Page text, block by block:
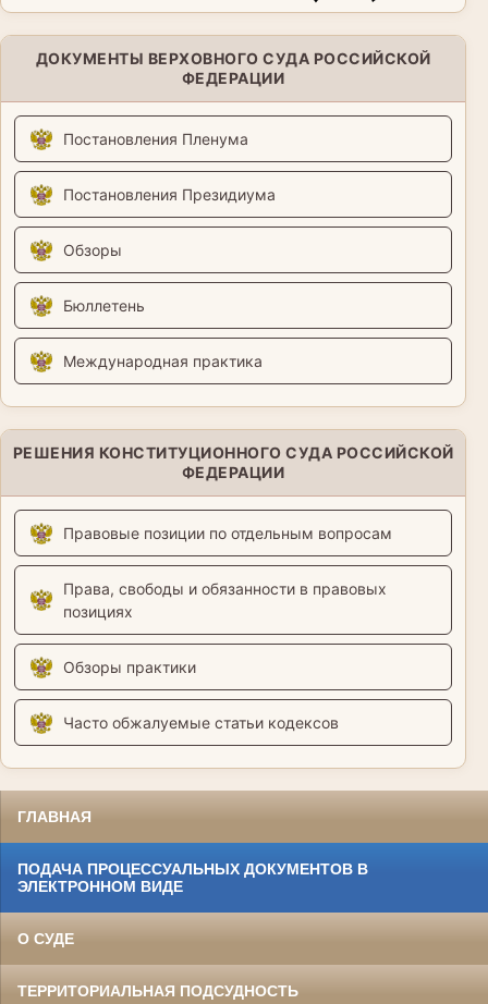
ДОКУМЕНТЫ ВЕРХОВНОГО СУДА РОССИЙСКОЙ
ФЕДЕРАЦИИ
Постановления Пленума
Постановления Президиума
Обзоры
Бюллетень
Международная практика
РЕШЕНИЯ КОНСТИТУЦИОННОГО СУДА РОССИЙСКОЙ
ФЕДЕРАЦИИ
Правовые позиции по отдельным вопросам
Права, свободы и обязанности в правовых
позициях
Обзоры практики
Часто обжалуемые статьи кодексов
ГЛАВНАЯ
ПОДАЧА ПРОЦЕССУАЛЬНЫХ ДОКУМЕНТОВ В
ЭЛЕКТРОННОМ ВИДЕ
О СУДЕ
ТЕРРИТОРИАЛЬНАЯ ПОДСУДНОСТЬ